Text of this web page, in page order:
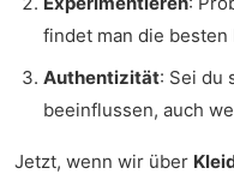
findet man die besten
Authentizität: Sei du
beeinflussen, auch
Jetzt, wenn wir über